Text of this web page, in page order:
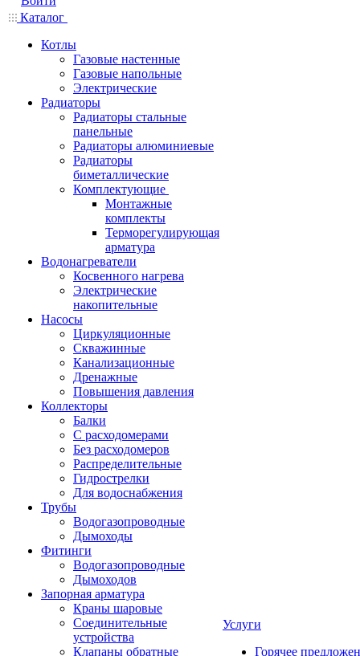
Каталог
Котлы
Газовые настенные
Газовые напольные
Электрические
Радиаторы
Радиаторы стальные
панельные
Радиаторы алюминиевые
Радиаторы
биметаллические
Комплектующие
Монтажные
комплекты
Терморегулирующая
арматура
Водонагреватели
Косвенного нагрева
Электрические
накопительные
Насосы
Циркуляционные
Скважинные
Канализационные
Дренажные
Повышения давления
Коллекторы
Балки
С расходомерами
Без расходомеров
Распределительные
Гидрострелки
Для водоснабжения
Трубы
Водогазопроводные
Дымоходы
Фитинги
Водогазопроводные
Дымоходов
Запорная арматура
Краны шаровые
Соединительные
устройства
Клапаны обратные
Услуги
Горячее